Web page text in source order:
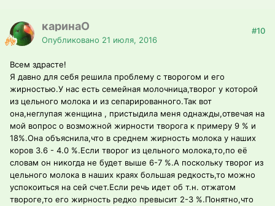
каринаО
Опубликовано 21 июля, 2016
#10
Всем здрасте!
Я давно для себя решила проблему с творогом и его
жирностью.У нас есть семейная молочница,творог у которой
из цельного молока и из сепарированного.Так вот
она,неглупая женщина , пристыдила меня однажды,отвечая на
мой вопрос о возможной жирности творога к примеру 9 % и
18%.Она объяснила,что в среднем жирность молока у наших
коров 3.6 - 4.0 %.Если творог из цельного молока,то,по её
словам он никогда не будет выше 6-7 %.А поскольку творог из
цельного молока в наших краях большая редкость,то можно
успокоиться на сей счет.Если речь идет об т.н. отжатом
твороге,то его жирность редко превысит 2-3 %.Понятно,что